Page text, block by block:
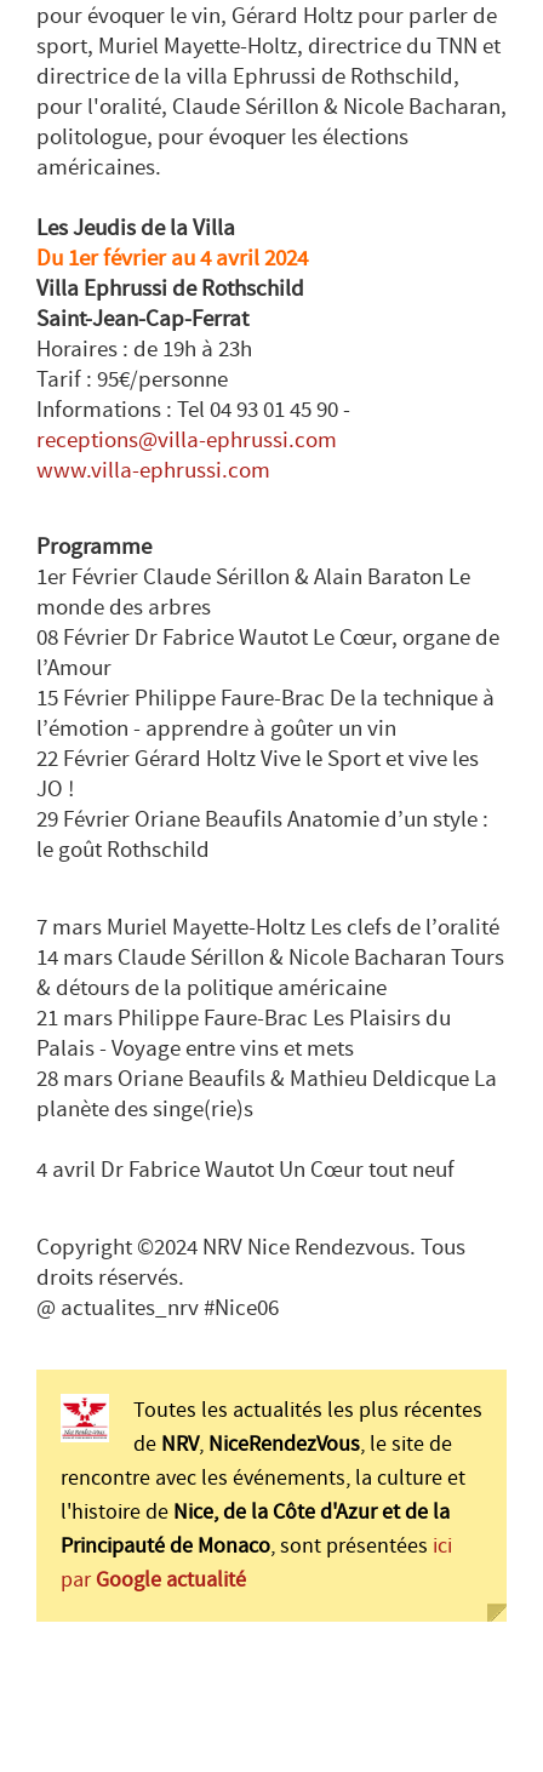
pour évoquer le vin, Gérard Holtz pour parler de
sport, Muriel Mayette-Holtz, directrice du TNN et
directrice de la villa Ephrussi de Rothschild,
pour l'oralité, Claude Sérillon & Nicole Bacharan,
politologue, pour évoquer les élections
américaines.
Les Jeudis de la Villa
Du 1er février au 4 avril 2024
Villa Ephrussi de Rothschild
Saint-Jean-Cap-Ferrat
Horaires : de 19h à 23h
Tarif : 95€/personne
Informations : Tel 04 93 01 45 90 -
receptions@villa-ephrussi.com
www.villa-ephrussi.com
Programme
1er Février Claude Sérillon & Alain Baraton Le
monde des arbres
08 Février Dr Fabrice Wautot Le Cœur, organe de
l’Amour
15 Février Philippe Faure-Brac De la technique à
l’émotion - apprendre à goûter un vin
22 Février Gérard Holtz Vive le Sport et vive les
JO !
29 Février Oriane Beaufils Anatomie d’un style :
le goût Rothschild
7 mars Muriel Mayette-Holtz Les clefs de l’oralité
14 mars Claude Sérillon & Nicole Bacharan Tours
& détours de la politique américaine
21 mars Philippe Faure-Brac Les Plaisirs du
Palais - Voyage entre vins et mets
28 mars Oriane Beaufils & Mathieu Deldicque La
planète des singe(rie)s
4 avril Dr Fabrice Wautot Un Cœur tout neuf
Copyright ©2024 NRV Nice Rendezvous. Tous
droits réservés.
@ actualites_nrv #Nice06
Toutes les actualités les plus récentes
de NRV, NiceRendezVous, le site de
rencontre avec les événements, la culture et
l'histoire de Nice, de la Côte d'Azur et de la
Principauté de Monaco, sont présentées ici
par Google actualité